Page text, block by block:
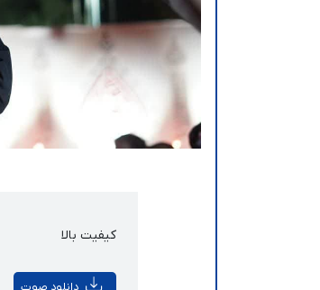
کیفیت بالا
دانلود صوت